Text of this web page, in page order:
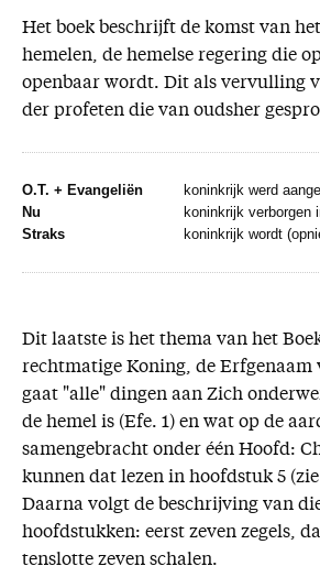
Het boek beschrijft de komst van
hemelen, de hemelse regering die
openbaar wordt. Dit als vervulling
der profeten die van oudsher
O.T. + Evangeliën
koninkrijk werd
Nu
koninkrijk verborgen
Straks
koninkrijk wordt
Dit laatste is het thema van het
rechtmatige Koning, de Erfgenaam
gaat "alle" dingen aan Zich
de hemel is (Efe. 1) en wat op de
samengebracht onder één Hoofd:
kunnen dat lezen in hoofdstuk 5
Daarna volgt de beschrijving van
hoofdstukken: eerst zeven zegels,
tenslotte zeven schalen.